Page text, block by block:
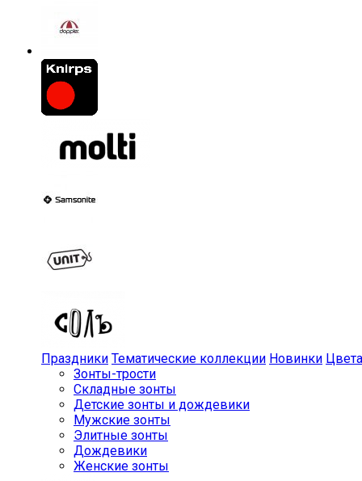
Праздники Тематические коллекции Новинки Цвета
Зонты-трости
Складные зонты
Детские зонты и дождевики
Мужские зонты
Элитные зонты
Дождевики
Женские зонты